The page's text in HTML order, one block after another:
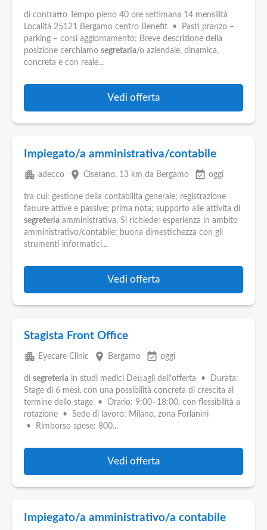
di contratto Tempo pieno 40 ore settimana 14 mensilità
Località 25121 Bergamo centro Benefit • Pasti pranzo –
parking – corsi aggiornamento; Breve descrizione della
posizione cerchiamo segretaria/o aziendale, dinamica,
concreta e con reale...
Vedi offerta
Impiegato/a amministrativa/contabile
apartment adecco place Ciserano, 13 km da Bergamo event_available oggi
tra cui: gestione della contabilita generale; registrazione
fatture attive e passive; prima nota; supporto alle attivita di
segreteria amministrativa. Si richiede: esperienza in ambito
amministrativo/contabile; buona dimestichezza con gli
strumenti informatici...
Vedi offerta
Stagista Front Office
apartment Eyecare Clinic place Bergamo event_available oggi
di segreteria in studi medici Dettagli dell'offerta • Durata:
Stage di 6 mesi, con una possibilità concreta di crescita al
termine dello stage • Orario: 9:00–18:00, con flessibilità a
rotazione • Sede di lavoro: Milano, zona Forlanini
• Rimborso spese: 800...
Vedi offerta
Impiegato/a amministrativo/a contabile